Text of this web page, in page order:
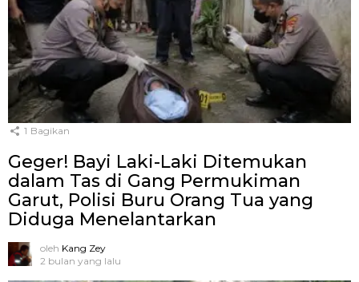
1 Bagikan
Geger! Bayi Laki-Laki Ditemukan
dalam Tas di Gang Permukiman
Garut, Polisi Buru Orang Tua yang
Diduga Menelantarkan
oleh Kang Zey
2 bulan yang lalu